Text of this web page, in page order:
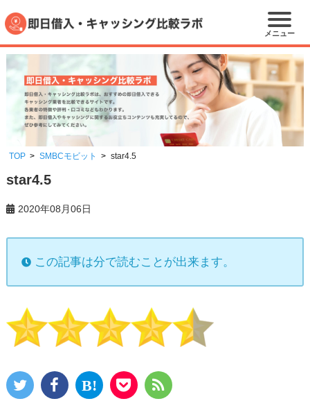
メニュー
TOP SMBCモビット star4.5
star4.5
2020年08月06日
この記事は分で読むことが出来ます。